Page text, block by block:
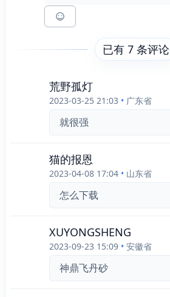
已有 7 条评论
荒野孤灯
2023-03-25 21:03 • 广东省
就很强
猫的报恩
2023-04-08 17:04 • 山东省
怎么下载
XUYONGSHENG
2023-09-23 15:09 • 安徽省
神鼎飞丹砂